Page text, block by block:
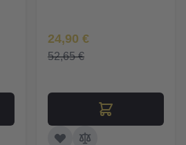
Īpaša Cena
24,90 €
52,65 €